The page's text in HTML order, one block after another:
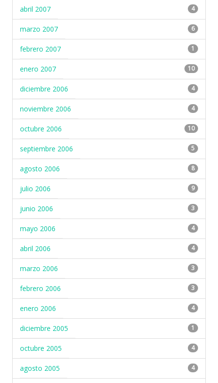
abril 2007 4
marzo 2007 6
febrero 2007 1
enero 2007 10
diciembre 2006 4
noviembre 2006 4
octubre 2006 10
septiembre 2006 5
agosto 2006 8
julio 2006 9
junio 2006 3
mayo 2006 4
abril 2006 4
marzo 2006 3
febrero 2006 3
enero 2006 4
diciembre 2005 1
octubre 2005 4
agosto 2005 4